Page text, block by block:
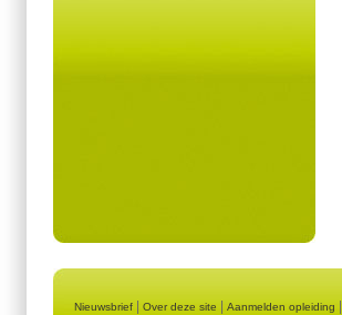
Nieuwsbrief| Over deze site Aanmelden opleiding